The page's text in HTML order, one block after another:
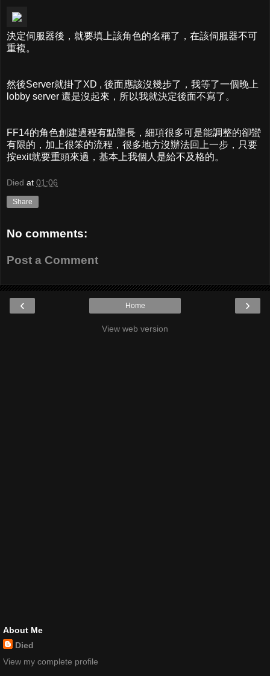
決定伺服器後，就要填上該角色的名稱了，在該伺服器不可
重複。
然後Server就掛了XD , 後面應該沒幾步了，我等了一個晚上
lobby server 還是沒起來，所以我就決定後面不寫了。
FF14的角色創建過程有點壟長，細項很多可是能調整的卻蠻
有限的，加上很笨的流程，很多地方沒辦法回上一步，只要
按exit就要重頭來過，基本上我個人是給不及格的。
Died at 01:06
Share
No comments:
Post a Comment
‹ ›
Home
View web version
About Me
Died
View my complete profile